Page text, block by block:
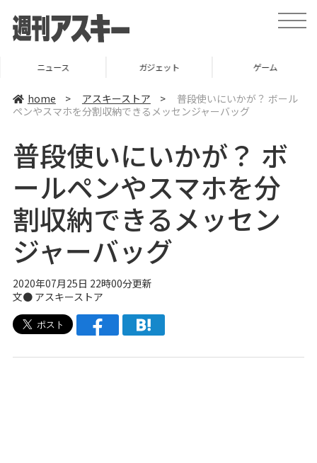
t
o
v
ニュース ガジェット ゲーム
home > アスキーストア >
普段使いにいかが？ ボール
ペンやスマホを分割収納できるメッセンジャーバッグ
普段使いにいかが？ ボ
ールペンやスマホを分
割収納できるメッセン
ジャーバッグ
2020年07月25日 22時00分更新
文● アスキーストア